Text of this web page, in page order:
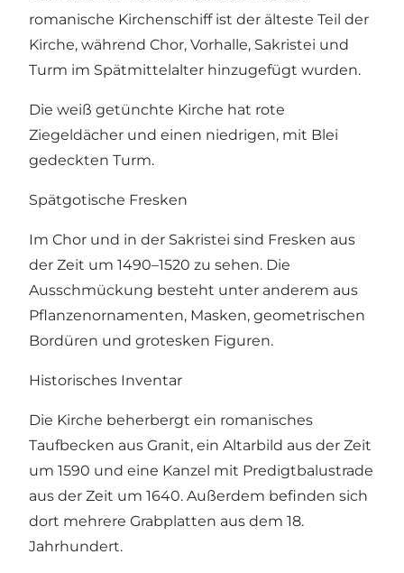
romanische Kirchenschiff ist der älteste Teil der
Kirche, während Chor, Vorhalle, Sakristei und
Turm im Spätmittelalter hinzugefügt wurden.
Die weiß getünchte Kirche hat rote
Ziegeldächer und einen niedrigen, mit Blei
gedeckten Turm.
Spätgotische Fresken
Im Chor und in der Sakristei sind Fresken aus
der Zeit um 1490–1520 zu sehen. Die
Ausschmückung besteht unter anderem aus
Pflanzenornamenten, Masken, geometrischen
Bordüren und grotesken Figuren.
Historisches Inventar
Die Kirche beherbergt ein romanisches
Taufbecken aus Granit, ein Altarbild aus der Zeit
um 1590 und eine Kanzel mit Predigtbalustrade
aus der Zeit um 1640. Außerdem befinden sich
dort mehrere Grabplatten aus dem 18.
Jahrhundert.